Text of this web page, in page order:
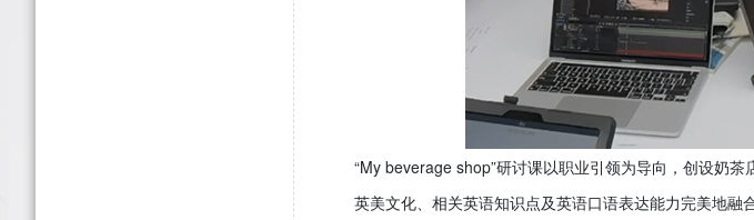
“My beverage shop”研讨课以职业引领为导向，创设奶
英美文化、相关英语知识点及英语口语表达能力完美地融